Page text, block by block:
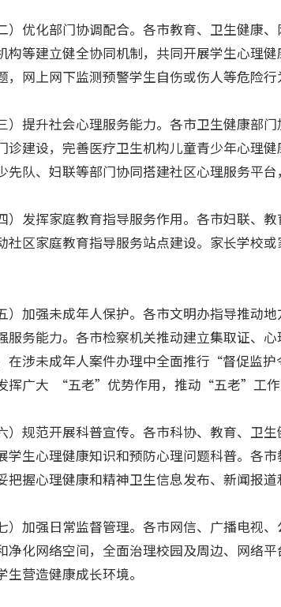
优化部门协调配合。各市教育、卫生健康、
构等建立健全协同机制，共同开展学生心理
，网上网下监测预警学生自伤或伤人等危险
提升社会心理服务能力。各市卫生健康部门
诊建设，完善医疗卫生机构儿童青少年心理
先队、妇联等部门协同搭建社区心理服务平
发挥家庭教育指导服务作用。各市妇联、教
社区家庭教育指导服务站点建设。家长学校
加强未成年人保护。各市文明办指导推动地
服务能力。各市检察机关推动建立集取证、
在涉未成年人案件办理中全面推行“督促监
挥广大 “五老”优势作用，推动“五老”工作
规范开展科普宣传。各市科协、教育、卫生
学生心理健康知识和预防心理问题科普。各
把握心理健康和精神卫生信息发布、新闻报道
加强日常监督管理。各市网信、广播电视、
净化网络空间，全面治理校园及周边、网络
生营造健康成长环境。